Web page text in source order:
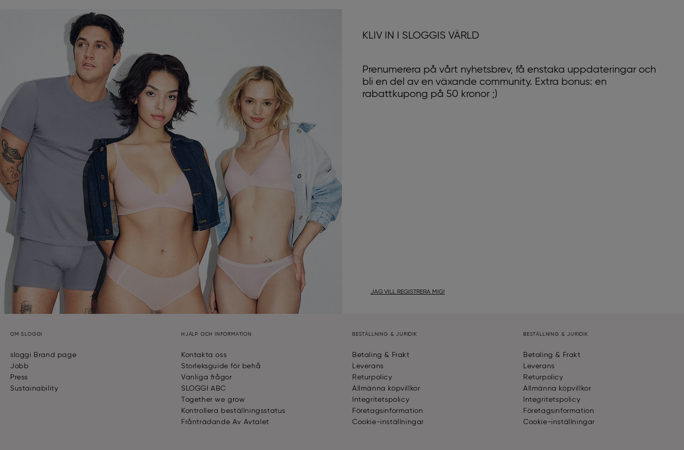
KLIV IN I SLOGGIS VÄRLD
Prenumerera på vårt nyhetsbrev, få enstaka uppdateringar och
bli en del av en växande community. Extra bonus: en
rabattkupong på 50 kronor ;)
JAG VILL REGISTRERA MIG!
OM SLOGGI
sloggi Brand page
Jobb
Press
Sustainability
HJÄLP OCH INFORMATION
Kontakta oss
Storleksguide för behå
Vanliga frågor
SLOGGI ABC
Together we grow
Kontrollera beställningsstatus
Frånträdande Av Avtalet
BESTÄLLNING & JURIDIK
Betaling & Frakt
Leverans
Returpolicy
Allmänna köpvillkor
Integritetspolicy
Företagsinformation
Cookie-inställningar
BESTÄLLNING & JURIDIK
Betaling & Frakt
Leverans
Returpolicy
Allmänna köpvillkor
Integritetspolicy
Företagsinformation
Cookie-inställningar